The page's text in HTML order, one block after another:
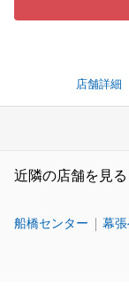
店舗詳細
近隣の店舗を見る
船橋センター 幕